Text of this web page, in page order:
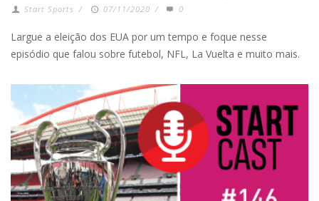
Start Sports / 07/11/2020 / 0
Largue a eleição dos EUA por um tempo e foque nesse
episódio que falou sobre futebol, NFL, La Vuelta e muito mais.